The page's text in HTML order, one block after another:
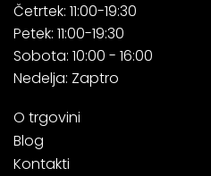
Četrtek: 11:00-19:30
Petek: 11:00-19:30
Sobota: 10:00 - 16:00
Nedelja: Zaptro
O trgovini
Blog
Kontakti